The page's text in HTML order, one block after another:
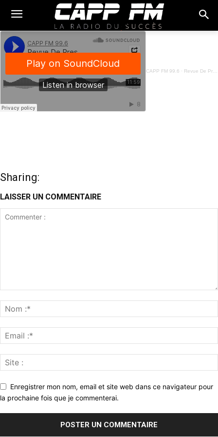
CAPP FM 99.6 · Revue De Presse Français - 21 Août 2025
Sharing:
LAISSER UN COMMENTAIRE
Enregistrer mon nom, email et site web dans ce navigateur pour
la prochaine fois que je commenterai.